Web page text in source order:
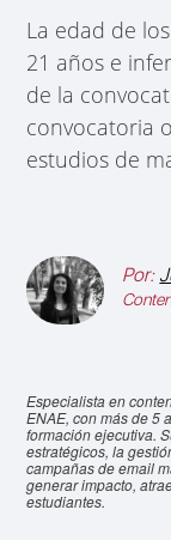
La edad de
21 años e
de la
convocatoria
estudios de
Por:
Especialista en
ENAE, con más de 5
formación ejecutiva.
estratégicos, la
campañas de email
generar impacto,
estudiantes.